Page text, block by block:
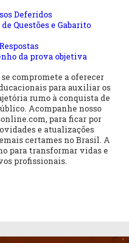
Deferidos
Questões e Gabarito
da prova objetiva
compromete a oferecer
para auxiliar os
rumo à conquista de
Acompanhe nosso
para ficar por
e atualizações
certames no Brasil. A
para transformar vidas e
profissionais.